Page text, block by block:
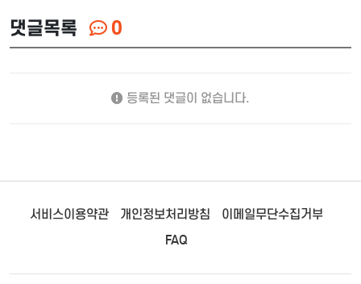
댓글목록 0
등록된 댓글이 없습니다.
서비스이용약관 개인정보처리방침
이메일무단수집거부
FAQ